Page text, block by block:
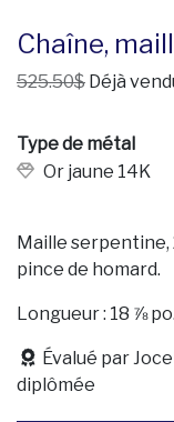
Chaîne,
525.50$ Déjà
Type de métal
Or jaune 14K
Maille serpentine,
pince de homard.
Longueur : 18 ⅞ po.
Évalué par
diplômée